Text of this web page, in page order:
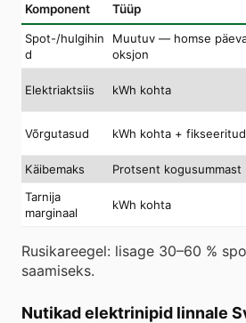
Komponent Tüüp
Spot-/hulgihin
d
Muutuv — homse
oksjon
Elektriaktsiis kWh kohta
Võrgutasud kWh kohta + fikseeritud
Käibemaks
Protsent kogusummast
Tarnija
marginaal
kWh kohta
Rusikareegel: lisage 30–60 %
saamiseks.
Nutikad elektrinipid linnale